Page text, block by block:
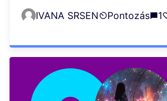
IVANA SRSEN Pontozás 1